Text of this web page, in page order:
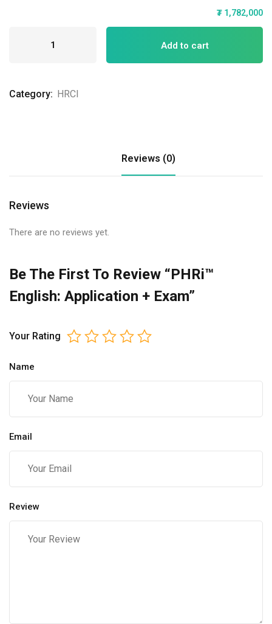
₮ 1,782,000
Add to cart
Category: HRCI
Reviews (0)
Reviews
There are no reviews yet.
Be The First To Review “PHRi™
English: Application + Exam”
Your Rating
Name
Email
Review